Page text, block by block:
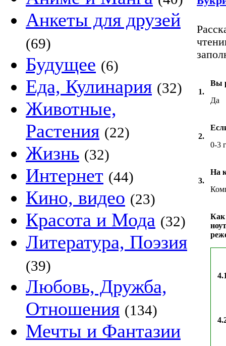
Анкеты для друзей
(69)
Будущее (6)
Еда, Кулинария (32)
Животные,
Растения (22)
Жизнь (32)
Интернет (44)
Кино, видео (23)
Красота и Мода (32)
Литература, Поэзия
(39)
Любовь, Дружба,
Отношения (134)
Мечты и Фантазии
1.
Вы
Да
2.
0-3
3.
На
Как